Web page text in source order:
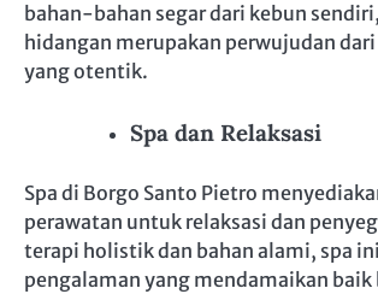
bahan-bahan segar dari kebun
hidangan merupakan perwujudan
yang otentik.
Spa dan Relaksasi
Spa di Borgo Santo Pietro
perawatan untuk relaksasi dan
terapi holistik dan bahan alami, spa
pengalaman yang mendamaikan